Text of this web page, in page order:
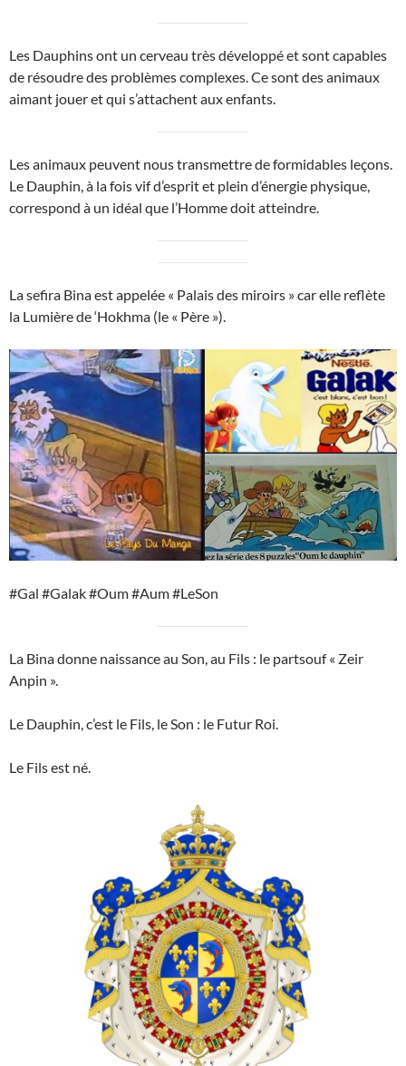
Les Dauphins ont un cerveau très développé et sont capables
de résoudre des problèmes complexes. Ce sont des animaux
aimant jouer et qui s’attachent aux enfants.
Les animaux peuvent nous transmettre de formidables leçons.
Le Dauphin, à la fois vif d’esprit et plein d’énergie physique,
correspond à un idéal que l’Homme doit atteindre.
La sefira Bina est appelée « Palais des miroirs » car elle reflète
la Lumière de ‘Hokhma (le « Père »).
#Gal #Galak #Oum #Aum #LeSon
La Bina donne naissance au Son, au Fils : le partsouf « Zeir
Anpin ».
Le Dauphin, c’est le Fils, le Son : le Futur Roi.
Le Fils est né.